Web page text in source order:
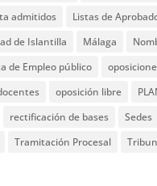
admitidos
Listas de
de Islantilla
Málaga
de Empleo público
oposición libre
rectificación de bases
Sedes
Tramitación Procesal